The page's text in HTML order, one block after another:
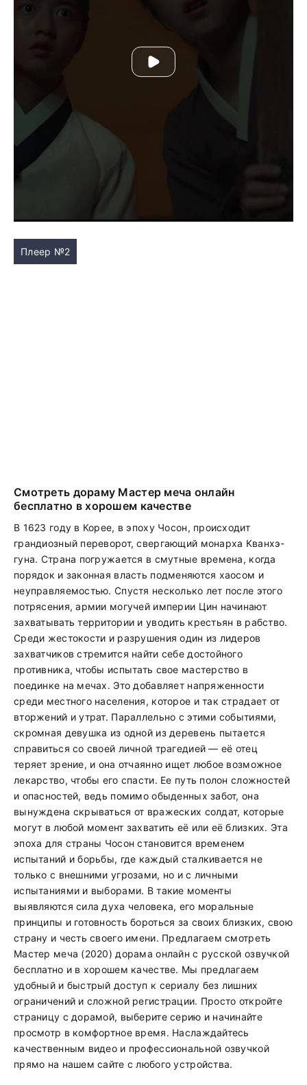
Плеер №2
Смотреть дораму Мастер меча онлайн
бесплатно в хорошем качестве
В 1623 году в Корее, в эпоху Чосон, происходит
грандиозный переворот, свергающий монарха Кванхэ-
гуна. Страна погружается в смутные времена, когда
порядок и законная власть подменяются хаосом и
неуправляемостью. Спустя несколько лет после этого
потрясения, армии могучей империи Цин начинают
захватывать территории и уводить крестьян в рабство.
Среди жестокости и разрушения один из лидеров
захватчиков стремится найти себе достойного
противника, чтобы испытать свое мастерство в
поединке на мечах. Это добавляет напряженности
среди местного населения, которое и так страдает от
вторжений и утрат. Параллельно с этими событиями,
скромная девушка из одной из деревень пытается
справиться со своей личной трагедией — её отец
теряет зрение, и она отчаянно ищет любое возможное
лекарство, чтобы его спасти. Ее путь полон сложностей
и опасностей, ведь помимо обыденных забот, она
вынуждена скрываться от вражеских солдат, которые
могут в любой момент захватить её или её близких. Эта
эпоха для страны Чосон становится временем
испытаний и борьбы, где каждый сталкивается не
только с внешними угрозами, но и с личными
испытаниями и выборами. В такие моменты
выявляются сила духа человека, его моральные
принципы и готовность бороться за своих близких, свою
страну и честь своего имени. Предлагаем смотреть
Мастер меча (2020) дорама онлайн с русской озвучкой
бесплатно и в хорошем качестве. Мы предлагаем
удобный и быстрый доступ к сериалу без лишних
ограничений и сложной регистрации. Просто откройте
страницу с дорамой, выберите серию и начинайте
просмотр в комфортное время. Наслаждайтесь
качественным видео и профессиональной озвучкой
прямо на нашем сайте с любого устройства.